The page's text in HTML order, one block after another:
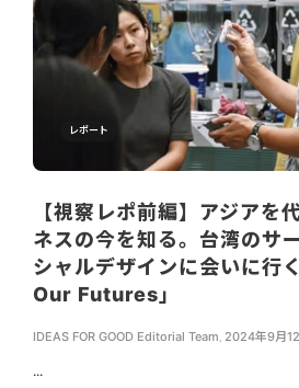
レポート
【視察レポ前編】アジアを
ネスの今を知る。台湾のサ
シャルデザインに会いに行
Our Futures」
IDEAS FOR GOOD Editorial Team 2024年9月
...